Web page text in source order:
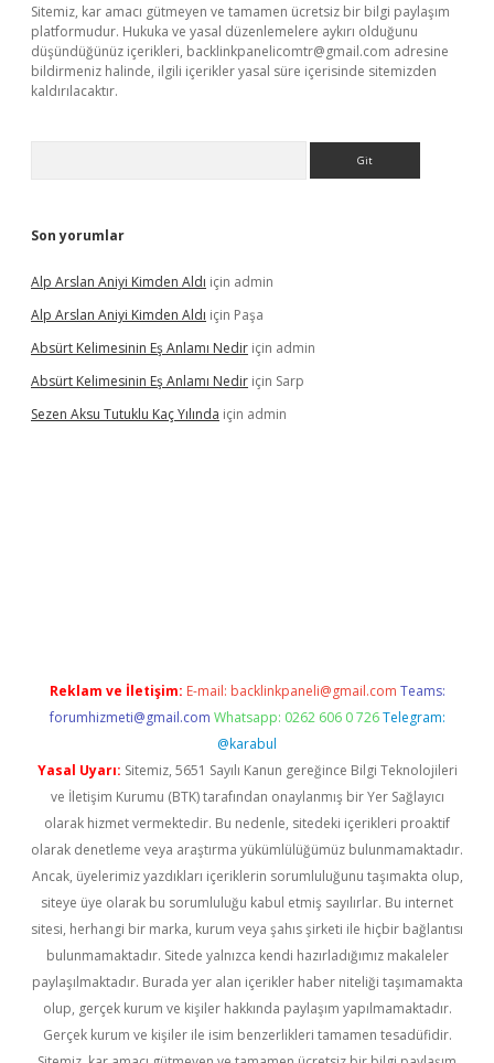
Sitemiz, kar amacı gütmeyen ve tamamen ücretsiz bir bilgi paylaşım
platformudur. Hukuka ve yasal düzenlemelere aykırı olduğunu
düşündüğünüz içerikleri, backlinkpanelicomtr@gmail.com adresine
bildirmeniz halinde, ilgili içerikler yasal süre içerisinde sitemizden
kaldırılacaktır.
Son yorumlar
Alp Arslan Aniyi Kimden Aldı için admin
Alp Arslan Aniyi Kimden Aldı için Paşa
Absürt Kelimesinin Eş Anlamı Nedir için admin
Absürt Kelimesinin Eş Anlamı Nedir için Sarp
Sezen Aksu Tutuklu Kaç Yılında için admin
Reklam ve İletişim: E-mail: backlinkpaneli@gmail.com Teams:
forumhizmeti@gmail.com Whatsapp: 0262 606 0 726 Telegram:
@karabul
Yasal Uyarı: Sitemiz, 5651 Sayılı Kanun gereğince Bilgi Teknolojileri
ve İletişim Kurumu (BTK) tarafından onaylanmış bir Yer Sağlayıcı
olarak hizmet vermektedir. Bu nedenle, sitedeki içerikleri proaktif
olarak denetleme veya araştırma yükümlülüğümüz bulunmamaktadır.
Ancak, üyelerimiz yazdıkları içeriklerin sorumluluğunu taşımakta olup,
siteye üye olarak bu sorumluluğu kabul etmiş sayılırlar. Bu internet
sitesi, herhangi bir marka, kurum veya şahıs şirketi ile hiçbir bağlantısı
bulunmamaktadır. Sitede yalnızca kendi hazırladığımız makaleler
paylaşılmaktadır. Burada yer alan içerikler haber niteliği taşımamakta
olup, gerçek kurum ve kişiler hakkında paylaşım yapılmamaktadır.
Gerçek kurum ve kişiler ile isim benzerlikleri tamamen tesadüfidir.